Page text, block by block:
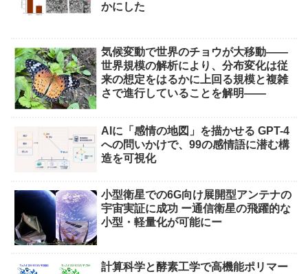
かにした
気候変動で世界のチョウが大移動――
世界規模の解析により、分布変化は従
来の想定をはるかに上回る規模と複雑
さで進行していることを解明――
AIに「感情の地図」を描かせる GPT-4
への問いかけで、99の感情語に潜む構
造を可視化
小型衛星での6G向け展開型アンテナの
宇宙実証に成功 ー通信衛星の飛躍的な
小型・軽量化が可能にー
計算科学と酵素工学で高機能ポリマー